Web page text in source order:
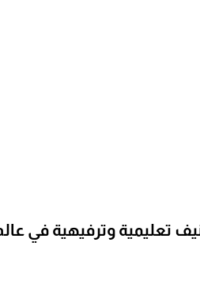
تعليمية وترفيهية في